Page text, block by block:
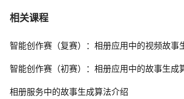
7 什么是AES算法？（整合版）
8 机器学习集成学习进阶Xgboost算法原理
相关课程
智能创作赛（复赛）：相册应用中的视频故事
智能创作赛（初赛）：相册应用中的故事生成
相册服务中的故事生成算法介绍